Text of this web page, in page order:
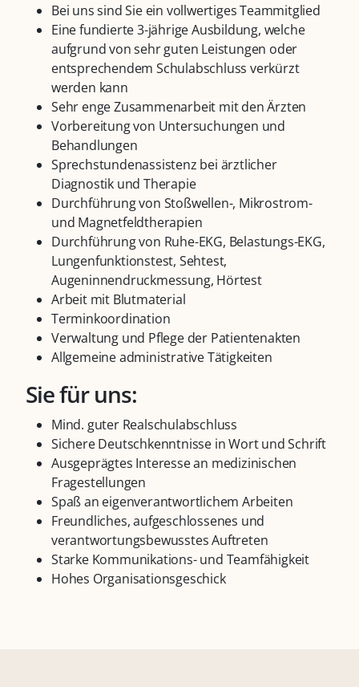
Bei uns sind Sie ein vollwertiges Teammitglied
Eine fundierte 3-jährige Ausbildung, welche
aufgrund von sehr guten Leistungen oder
entsprechendem Schulabschluss verkürzt
werden kann
Sehr enge Zusammenarbeit mit den Ärzten
Vorbereitung von Untersuchungen und
Behandlungen
Sprechstundenassistenz bei ärztlicher
Diagnostik und Therapie
Durchführung von Stoßwellen-, Mikrostrom-
und Magnetfeldtherapien
Durchführung von Ruhe-EKG, Belastungs-EKG,
Lungenfunktionstest, Sehtest,
Augeninnendruckmessung, Hörtest
Arbeit mit Blutmaterial
Terminkoordination
Verwaltung und Pflege der Patientenakten
Allgemeine administrative Tätigkeiten
Sie für uns:
Mind. guter Realschulabschluss
Sichere Deutschkenntnisse in Wort und Schrift
Ausgeprägtes Interesse an medizinischen
Fragestellungen
Spaß an eigenverantwortlichem Arbeiten
Freundliches, aufgeschlossenes und
verantwortungsbewusstes Auftreten
Starke Kommunikations- und Teamfähigkeit
Hohes Organisationsgeschick